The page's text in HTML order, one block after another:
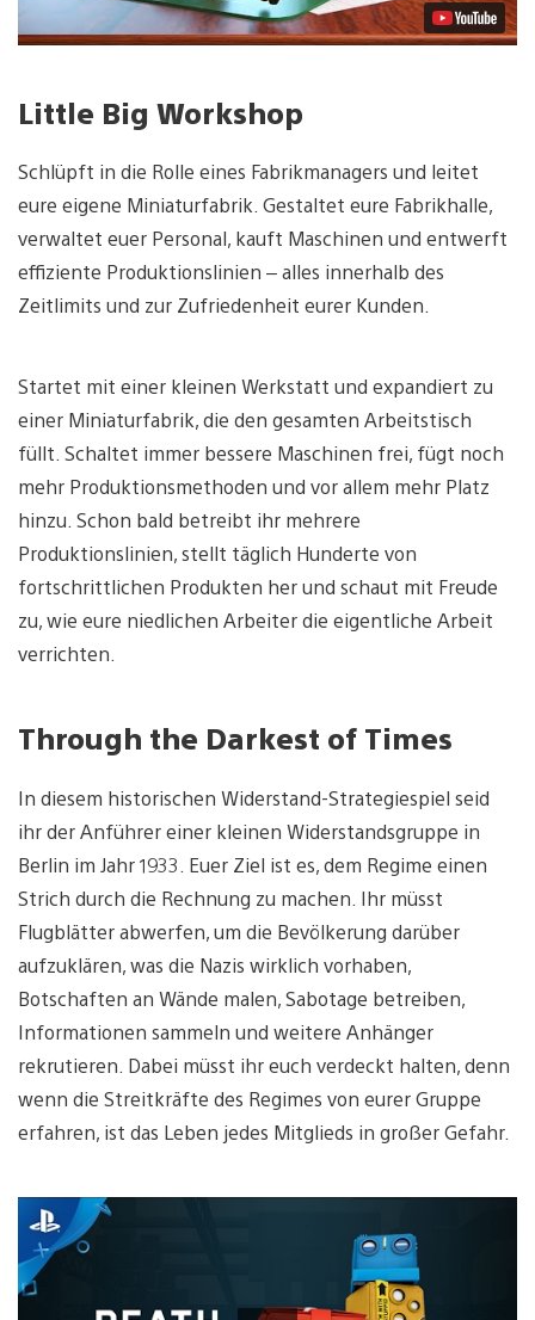
Little Big Workshop
Schlüpft in die Rolle eines Fabrikmanagers und leitet
eure eigene Miniaturfabrik. Gestaltet eure Fabrikhalle,
verwaltet euer Personal, kauft Maschinen und entwerft
effiziente Produktionslinien – alles innerhalb des
Zeitlimits und zur Zufriedenheit eurer Kunden.
Startet mit einer kleinen Werkstatt und expandiert zu
einer Miniaturfabrik, die den gesamten Arbeitstisch
füllt. Schaltet immer bessere Maschinen frei, fügt noch
mehr Produktionsmethoden und vor allem mehr Platz
hinzu. Schon bald betreibt ihr mehrere
Produktionslinien, stellt täglich Hunderte von
fortschrittlichen Produkten her und schaut mit Freude
zu, wie eure niedlichen Arbeiter die eigentliche Arbeit
verrichten.
Through the Darkest of Times
In diesem historischen Widerstand-Strategiespiel seid
ihr der Anführer einer kleinen Widerstandsgruppe in
Berlin im Jahr 1933. Euer Ziel ist es, dem Regime einen
Strich durch die Rechnung zu machen. Ihr müsst
Flugblätter abwerfen, um die Bevölkerung darüber
aufzuklären, was die Nazis wirklich vorhaben,
Botschaften an Wände malen, Sabotage betreiben,
Informationen sammeln und weitere Anhänger
rekrutieren. Dabei müsst ihr euch verdeckt halten, denn
wenn die Streitkräfte des Regimes von eurer Gruppe
erfahren, ist das Leben jedes Mitglieds in großer Gefahr.